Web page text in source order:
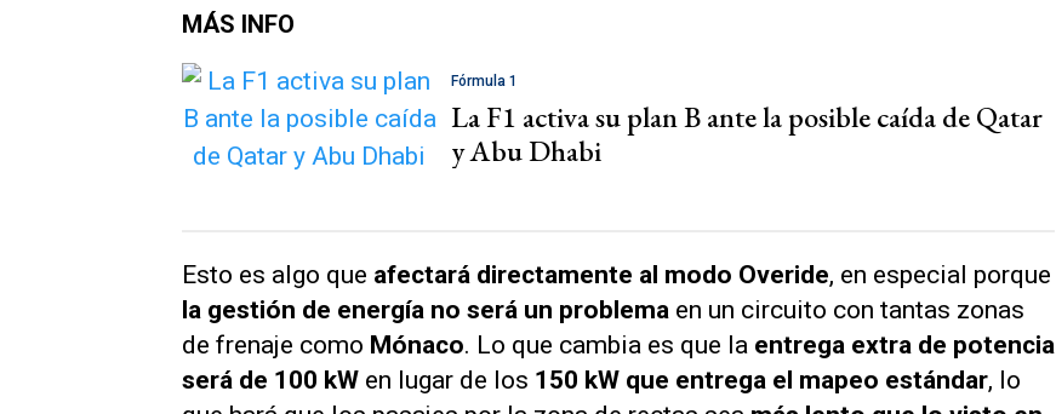
MÁS INFO
Fórmula 1
La F1 activa su plan B ante la posible caída de Qatar
y Abu Dhabi
Esto es algo que afectará directamente al modo Overide, en especial porque
la gestión de energía no será un problema en un circuito con tantas zonas
de frenaje como Mónaco. Lo que cambia es que la entrega extra de potencia
será de 100 kW en lugar de los 150 kW que entrega el mapeo estándar, lo